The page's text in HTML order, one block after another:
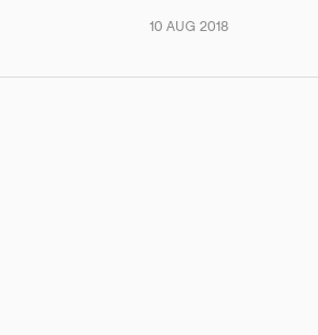
10 AUG 2018